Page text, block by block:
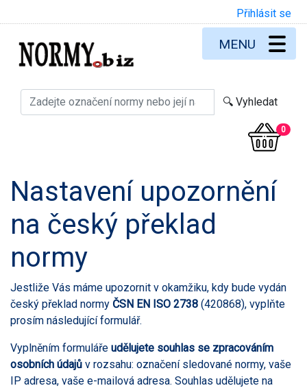
Přihlásit se
0
MENU
Nastavení upozornění
na český překlad
normy
Jestliže Vás máme upozornit v okamžiku, kdy bude vydán
český překlad normy ČSN EN ISO 2738 (420868), vyplňte
prosím následující formulář.
Vyplněním formuláře udělujete souhlas se zpracováním
osobních údajů v rozsahu: označení sledované normy, vaše
IP adresa, vaše e-mailová adresa. Souhlas udělujete na